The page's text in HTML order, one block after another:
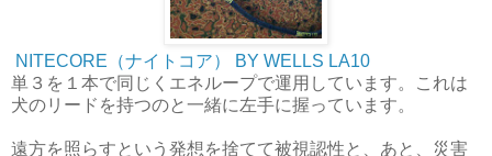
NITECORE（ナイトコア） BY WELLS LA10
単３を１本で同じくエネループで運用しています。これは
犬のリードを持つのと一緒に左手に握っています。
遠方を照らすという発想を捨てて被視認性と、あと、災害